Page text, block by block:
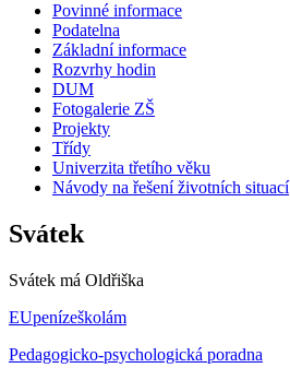
Povinné informace
Podatelna
Základní informace
Rozvrhy hodin
DUM
Fotogalerie ZŠ
Projekty
Třídy
Univerzita třetího věku
Návody na řešení životních situací
Svátek
Svátek má Oldřiška
EUpenízeškolám
Pedagogicko-psychologická poradna